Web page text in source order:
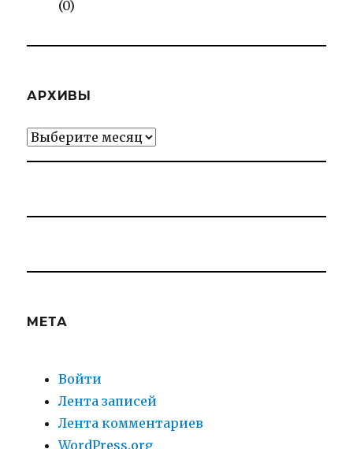
(0)
АРХИВЫ
Архивы
МЕТА
Войти
Лента записей
Лента комментариев
WordPress.org